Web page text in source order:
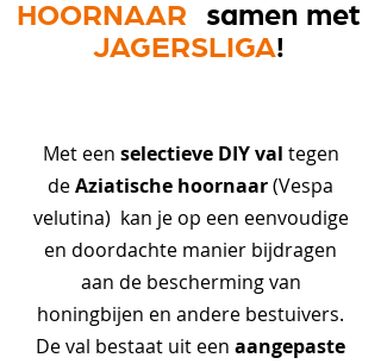
HOORNAAR samen met
JAGERSLIGA!
Met een selectieve DIY val tegen
deAziatische hoornaar(Vespa
velutina) kan je op een eenvoudige
en doordachte manier bijdragen
aan de bescherming van
honingbijen en andere bestuivers.
De val bestaat uit een aangepaste